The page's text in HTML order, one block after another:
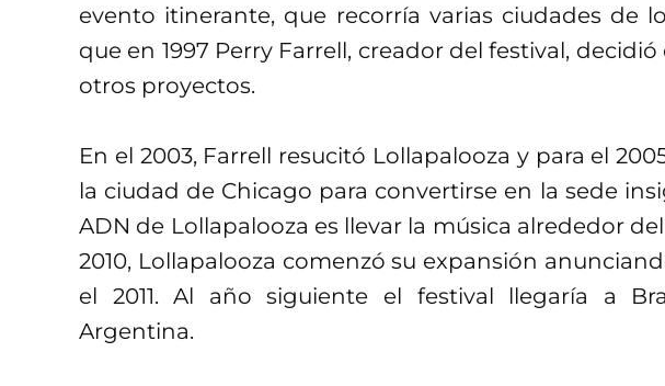
evento itinerante, que recorría varias ciudades de
que en 1997 Perry Farrell, creador del festival,
otros proyectos.
En el 2003, Farrell resucitó Lollapalooza y para el
la ciudad de Chicago para convertirse en la sede
ADN de Lollapalooza es llevar la música alrededor
2010, Lollapalooza comenzó su expansión
el 2011. Al año siguiente el festival llegaría a
Argentina.